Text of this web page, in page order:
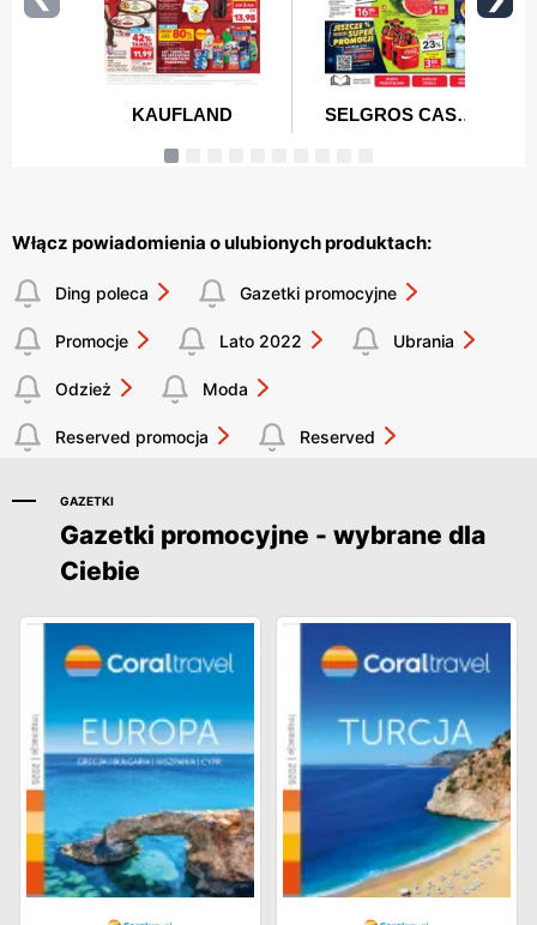
Włącz powiadomienia o ulubionych produktach:
Ding poleca Gazetki promocyjne
Promocje Lato 2022 Ubrania
Odzież Moda
Reserved promocja Reserved
GAZETKI
Gazetki promocyjne - wybrane dla
Ciebie